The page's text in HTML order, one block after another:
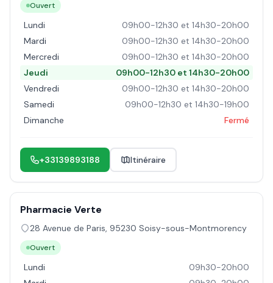
Ouvert
Lundi
09h00-12h30 et 14h30-20h00
Mardi
09h00-12h30 et 14h30-20h00
Mercredi
09h00-12h30 et 14h30-20h00
Jeudi
09h00-12h30 et 14h30-20h00
Vendredi
09h00-12h30 et 14h30-20h00
Samedi
09h00-12h30 et 14h30-19h00
Dimanche
Fermé
+33139893188 Itinéraire
Pharmacie Verte
28 Avenue de Paris, 95230 Soisy-sous-Montmorency
Ouvert
Lundi
09h30-20h00